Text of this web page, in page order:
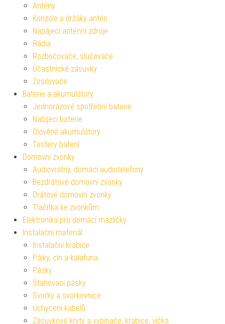
Antény
Konzole a držáky antén
Napájecí anténní zdroje
Rádia
Rozbočovače, slučovače
Účastnické zásuvky
Zesilovače
Baterie a akumulátory
Jednorázové spotřební baterie
Nabíjecí baterie
Olověné akumulátory
Testery baterií
Domovní zvonky
Audiovrátný, domácí audiotelefony
Bezdrátové domovní zvonky
Drátové domovní zvonky
Tlačítka ke zvonkům
Elektronika pro domácí mazlíčky
Instalační materiál
Instalační krabice
Pájky, cín a kalafuna
Pásky
Stahovací pásky
Svorky a svorkovnice
Uchycení kabelů
Zásuvkové kryty a vypínače, krabice, víčka